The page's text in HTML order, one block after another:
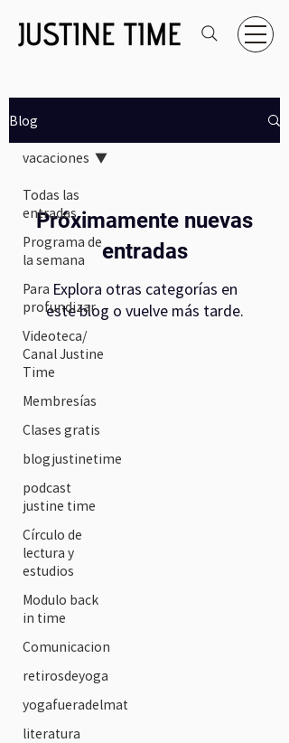
Blog
Todas las
entradas
Programa de
la semana
Para
profundizar
Videoteca/
Canal Justine
Time
Membresías
Clases gratis
blogjustinetime
podcast
justine time
Círculo de
lectura y
estudios
Modulo back
in time
Comunicacion
retirosdeyoga
yogafueradelmat
literatura
vacaciones
Próximamente nuevas
entradas
Explora otras categorías en
este blog o vuelve más tarde.